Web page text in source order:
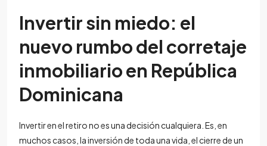
Invertir sin miedo: el
nuevo rumbo del corretaje
inmobiliario en República
Dominicana
Invertir en el retiro no es una decisión cualquiera. Es, en
muchos casos, la inversión de toda una vida, el cierre de un